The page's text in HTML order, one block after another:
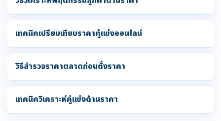
เทคนิคเปรียบเทียบราคาคู่แข่งออนไลน์
วิธีสำรวจราคาตลาดก่อนตั้งราคา
เทคนิควิเคราะห์คู่แข่งด้านราคา